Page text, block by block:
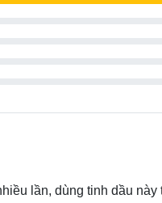
lần, dùng tinh dầu